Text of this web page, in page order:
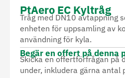
PtAero EC Kyltråg
Tråg med DN10 avtappning
enheten för uppsamling av
användning för kyla.
Begär en offert på denna
Skicka en offertförfrågan på
under, inkludera gärna antal